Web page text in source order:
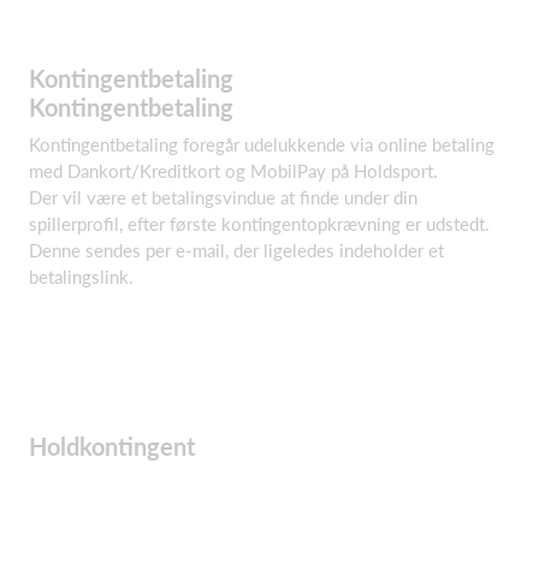
Kontingentbetaling
Kontingentbetaling
Kontingentbetaling foregår udelukkende via online betaling
med Dankort/Kreditkort og MobilPay på Holdsport.
Der vil være et betalingsvindue at finde under din
spillerprofil, efter første kontingentopkrævning er udstedt.
Denne sendes per e-mail, der ligeledes indeholder et
betalingslink.
Holdkontingent